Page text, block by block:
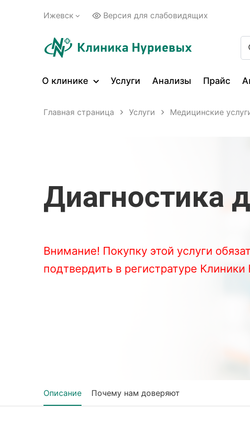
Ижевск Версия для слабовидящих
О клинике Услуги Анализы Прайс
Главная страница Услуги Медицинские
Диагностика
Внимание! Покупку этой услуги
подтвердить в регистратуре
Описание Почему нам доверяют